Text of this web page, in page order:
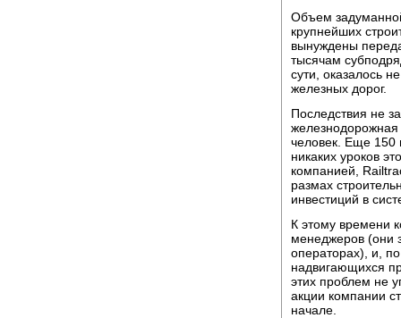
Объем
крупнейших
вынуждены
тысячам
сути, оказалось
железных дорог.
Последствия не
железнодорожная
человек. Еще 150
никаких уроков
компанией,
размах
инвестиций в
К этому времени
менеджеров (они
операторах), и,
надвигающихся
этих проблем не
акции компании
начале.